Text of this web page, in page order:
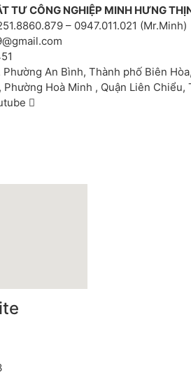
TƯ CÔNG NGHIỆP MINH HƯNG
– 0947.011.021 (Mr.Minh)
Phường An Bình, Thành phố Biên
Phường Hoà Minh , Quận Liên Chiểu,